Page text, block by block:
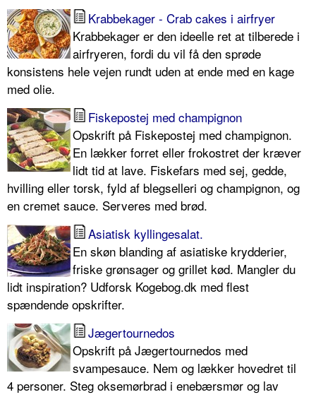
Krabbekager - Crab cakes i airfryer
Krabbekager er den ideelle ret at tilberede i
airfryeren, fordi du vil få den sprøde
konsistens hele vejen rundt uden at ende med en kage
med olie.
Fiskepostej med champignon
Opskrift på Fiskepostej med champignon.
En lækker forret eller frokostret der kræver
lidt tid at lave. Fiskefars med sej, gedde,
hvilling eller torsk, fyld af blegselleri og champignon, og
en cremet sauce. Serveres med brød.
Asiatisk kyllingesalat.
En skøn blanding af asiatiske krydderier,
friske grønsager og grillet kød. Mangler du
lidt inspiration? Udforsk Kogebog.dk med flest
spændende opskrifter.
Jægertournedos
Opskrift på Jægertournedos med
svampesauce. Nem og lækker hovedret til
4 personer. Steg oksemørbrad i enebærsmør og lav